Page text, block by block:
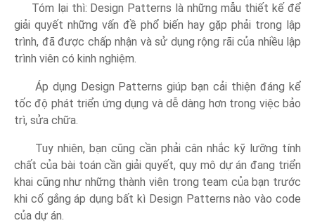
Tóm lại thì: Design Patterns là những mẫu thiết kế để
giải quyết những vấn đề phổ biến hay gặp phải trong lập
trình, đã được chấp nhận và sử dụng rộng rãi của nhiều lập
trình viên có kinh nghiệm.
Áp dụng Design Patterns giúp bạn cải thiện đáng kể
tốc độ phát triển ứng dụng và dễ dàng hơn trong việc bảo
trì, sửa chữa.
Tuy nhiên, bạn cũng cần phải cân nhắc kỹ lưỡng tính
chất của bài toán cần giải quyết, quy mô dự án đang triển
khai cũng như những thành viên trong team của bạn trước
khi cố gắng áp dụng bất kì Design Patterns nào vào code
của dự án.